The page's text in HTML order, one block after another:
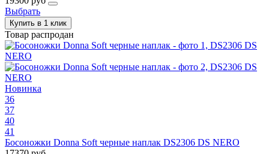
Выбрать
Купить в 1 клик
Товар распродан
Новинка
36
37
40
41
Босоножки Donna Soft черные наплак DS2306 DS NERO